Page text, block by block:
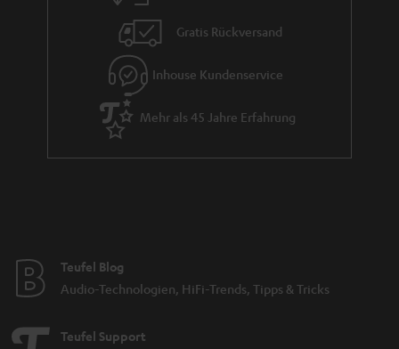
Gratis Rückversand
Inhouse Kundenservice
Mehr als 45 Jahre Erfahrung
Teufel Blog
Audio-Technologien, HiFi-Trends, Tipps & Tricks
Teufel Support